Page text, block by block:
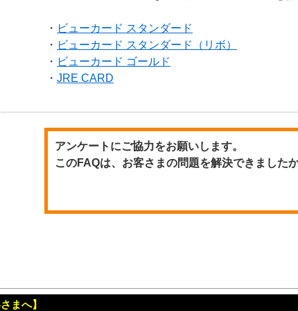
・ ビューカード スタンダード
・ ビューカード スタンダード（リボ）
・ ビューカード ゴールド
・ JRE CARD
アンケートにご協力をお願いします。
このFAQは、お客さまの問題を解決できました
ビューカードサイトポリシー
まへ】